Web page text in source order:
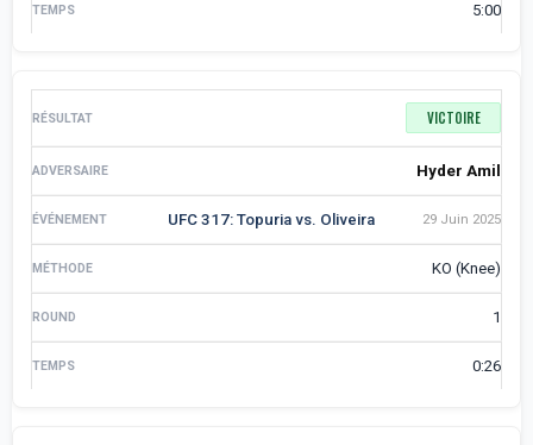
5:00
VICTOIRE
Hyder Amil
UFC 317: Topuria vs. Oliveira 29 Juin 2025
KO (Knee)
1
0:26